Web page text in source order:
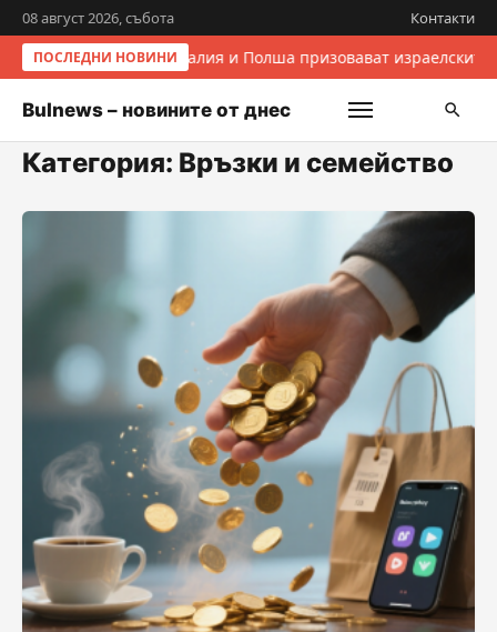
08 август 2026, събота Контакти
ПОСЛЕДНИ НОВИНИИталия и Полша призовават
Bulnews – новините от днес
Категория: Връзки и семейство